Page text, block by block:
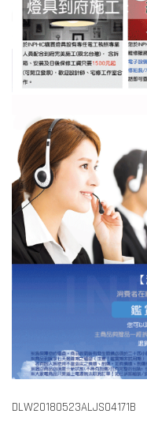
DLW20180523ALJS04171B